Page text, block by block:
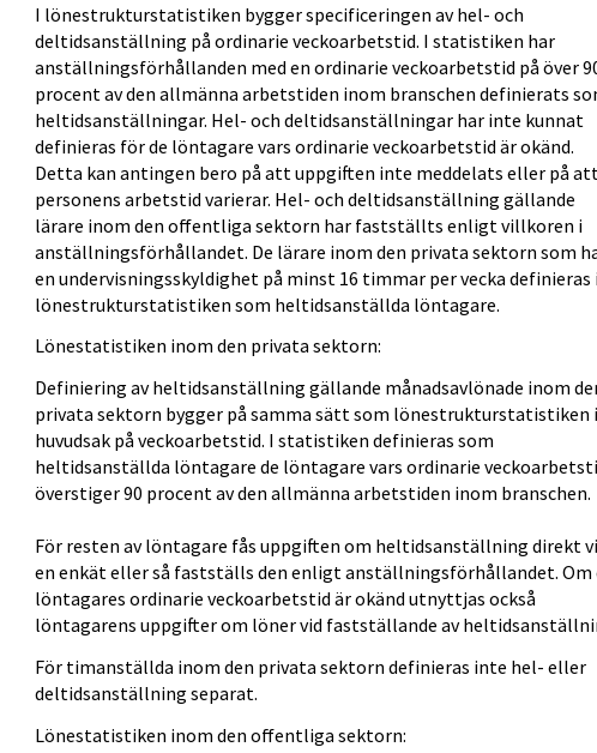
I lönestrukturstatistiken bygger specificeringen av hel- och
deltidsanställning på ordinarie veckoarbetstid. I statistiken har
anställningsförhållanden med en ordinarie veckoarbetstid på över
procent av den allmänna arbetstiden inom branschen definierats
heltidsanställningar. Hel- och deltidsanställningar har inte kunnat
definieras för de löntagare vars ordinarie veckoarbetstid är okänd.
Detta kan antingen bero på att uppgiften inte meddelats eller på att
personens arbetstid varierar. Hel- och deltidsanställning gällande
lärare inom den offentliga sektorn har fastställts enligt villkoren i
anställningsförhållandet. De lärare inom den privata sektorn som
en undervisningsskyldighet på minst 16 timmar per vecka definieras
lönestrukturstatistiken som heltidsanställda löntagare.
Lönestatistiken inom den privata sektorn:
Definiering av heltidsanställning gällande månadsavlönade inom
privata sektorn bygger på samma sätt som lönestrukturstatistiken i
huvudsak på veckoarbetstid. I statistiken definieras som
heltidsanställda löntagare de löntagare vars ordinarie
överstiger 90 procent av den allmänna arbetstiden inom branschen.
För resten av löntagare fås uppgiften om heltidsanställning direkt
en enkät eller så fastställs den enligt anställningsförhållandet. Om
löntagares ordinarie veckoarbetstid är okänd utnyttjas också
löntagarens uppgifter om löner vid fastställande av
För timanställda inom den privata sektorn definieras inte hel- eller
deltidsanställning separat.
Lönestatistiken inom den offentliga sektorn: